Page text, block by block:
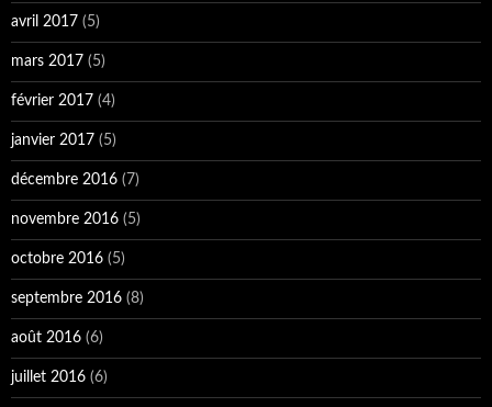
avril 2017 (5)
mars 2017 (5)
février 2017 (4)
janvier 2017 (5)
décembre 2016 (7)
novembre 2016 (5)
octobre 2016 (5)
septembre 2016 (8)
août 2016 (6)
juillet 2016 (6)